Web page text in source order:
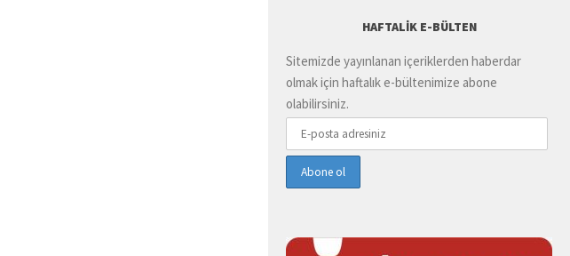
HAFTALIK E-BÜLTEN
Sitemizde yayınlanan içeriklerden haberdar
olmak için haftalık e-bültenimize abone
olabilirsiniz.